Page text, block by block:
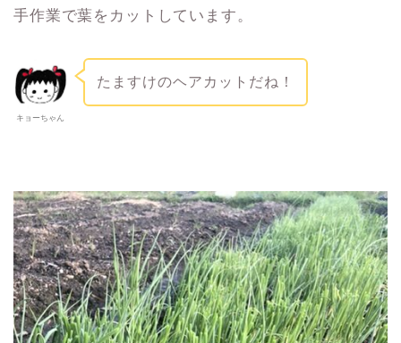
手作業で葉をカットしています。
キョーちゃん
たますけのヘアカットだね！